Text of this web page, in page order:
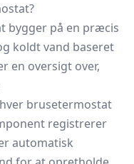
bygger på en præcis
koldt vand baseret
en oversigt over,
brusetermostat
registrerer
automatisk